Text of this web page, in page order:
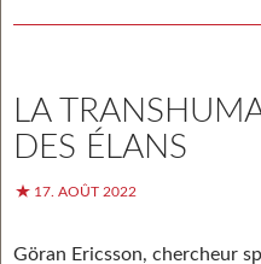
LA
DES ÉLANS
17. AOÛT 2022
Göran Ericsson, chercheur